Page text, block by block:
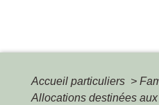
Accueil particuliers >
Allocations destinées